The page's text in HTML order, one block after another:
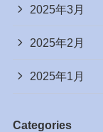
2025年3月
2025年2月
2025年1月
Categories